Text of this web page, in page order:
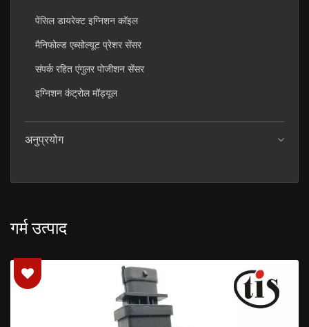
पेंसिल डायरेक्ट इग्निशन कॉइल
मैनिफोल्ड एब्सोल्यूट प्रेशर सेंसर
संपर्क रहित एंगुलर पोजीशन सेंसर
इग्निशन कंट्रोल मॉड्यूल
अनुप्रयोग
गर्म उत्पाद